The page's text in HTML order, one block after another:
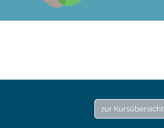
zur Kursübersicht